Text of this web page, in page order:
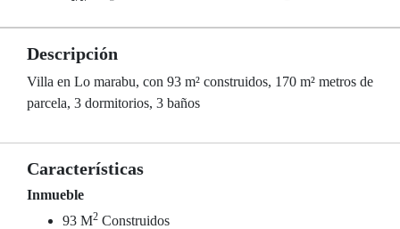
Descripción
Villa en Lo marabu, con 93 m² construidos, 170 m² metros de
parcela, 3 dormitorios, 3 baños
Características
Inmueble
93 M2 Construidos